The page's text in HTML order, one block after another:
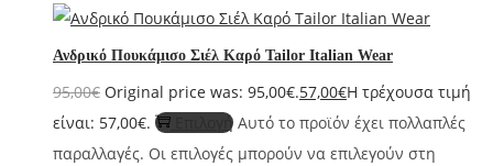
Ανδρικό Πουκάμισο Σιέλ Καρό Tailor Italian Wear
95,00€ Original price was: 95,00€.57,00€Η τρέχουσα τιμή
είναι: 57,00€.
Επιλογή Αυτό το προϊόν έχει πολλαπλές
παραλλαγές. Οι επιλογές μπορούν να επιλεγούν στη